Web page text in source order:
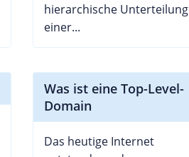
hierarchische Unterteilung
einer...
Was ist eine Top-Level-
Domain
Das heutige Internet